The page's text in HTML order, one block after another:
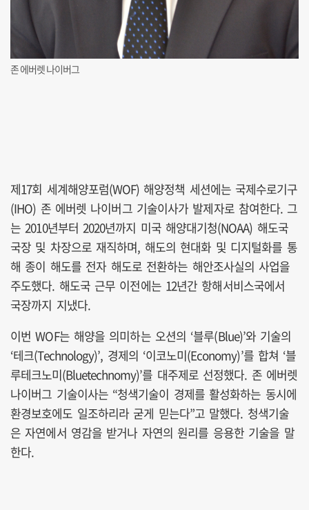
존 에버렛 나이버그
제17회 세계해양포럼(WOF) 해양정책 세션에는 국제수로기구
(IHO) 존 에버렛 나이버그 기술이사가 발제자로 참여한다. 그
는 2010년부터 2020년까지 미국 해양대기청(NOAA) 해도국
국장 및 차장으로 재직하며, 해도의 현대화 및 디지털화를 통
해 종이 해도를 전자 해도로 전환하는 해안조사실의 사업을
주도했다. 해도국 근무 이전에는 12년간 항해서비스국에서
국장까지 지냈다.
이번 WOF는 해양을 의미하는 오션의 ‘블루(Blue)’와 기술의
‘테크(Technology)’, 경제의 ‘이코노미(Economy)’를 합쳐 ‘블
루테크노미(Bluetechnomy)’를 대주제로 선정했다. 존 에버렛
나이버그 기술이사는 “청색기술이 경제를 활성화하는 동시에
환경보호에도 일조하리라 굳게 믿는다”고 말했다. 청색기술
은 자연에서 영감을 받거나 자연의 원리를 응용한 기술을 말
한다.